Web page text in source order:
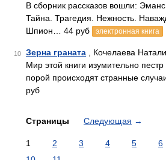
В сборник рассказов вошли:
Тайна. Трагедия. Нежность.
Шпион… 44 руб
электронная книга
10 Зерна граната , Кочелаева
Мир этой книги изумительно
порой происходят странные
руб
Страницы Следующая →
1 2 3 4 5 6